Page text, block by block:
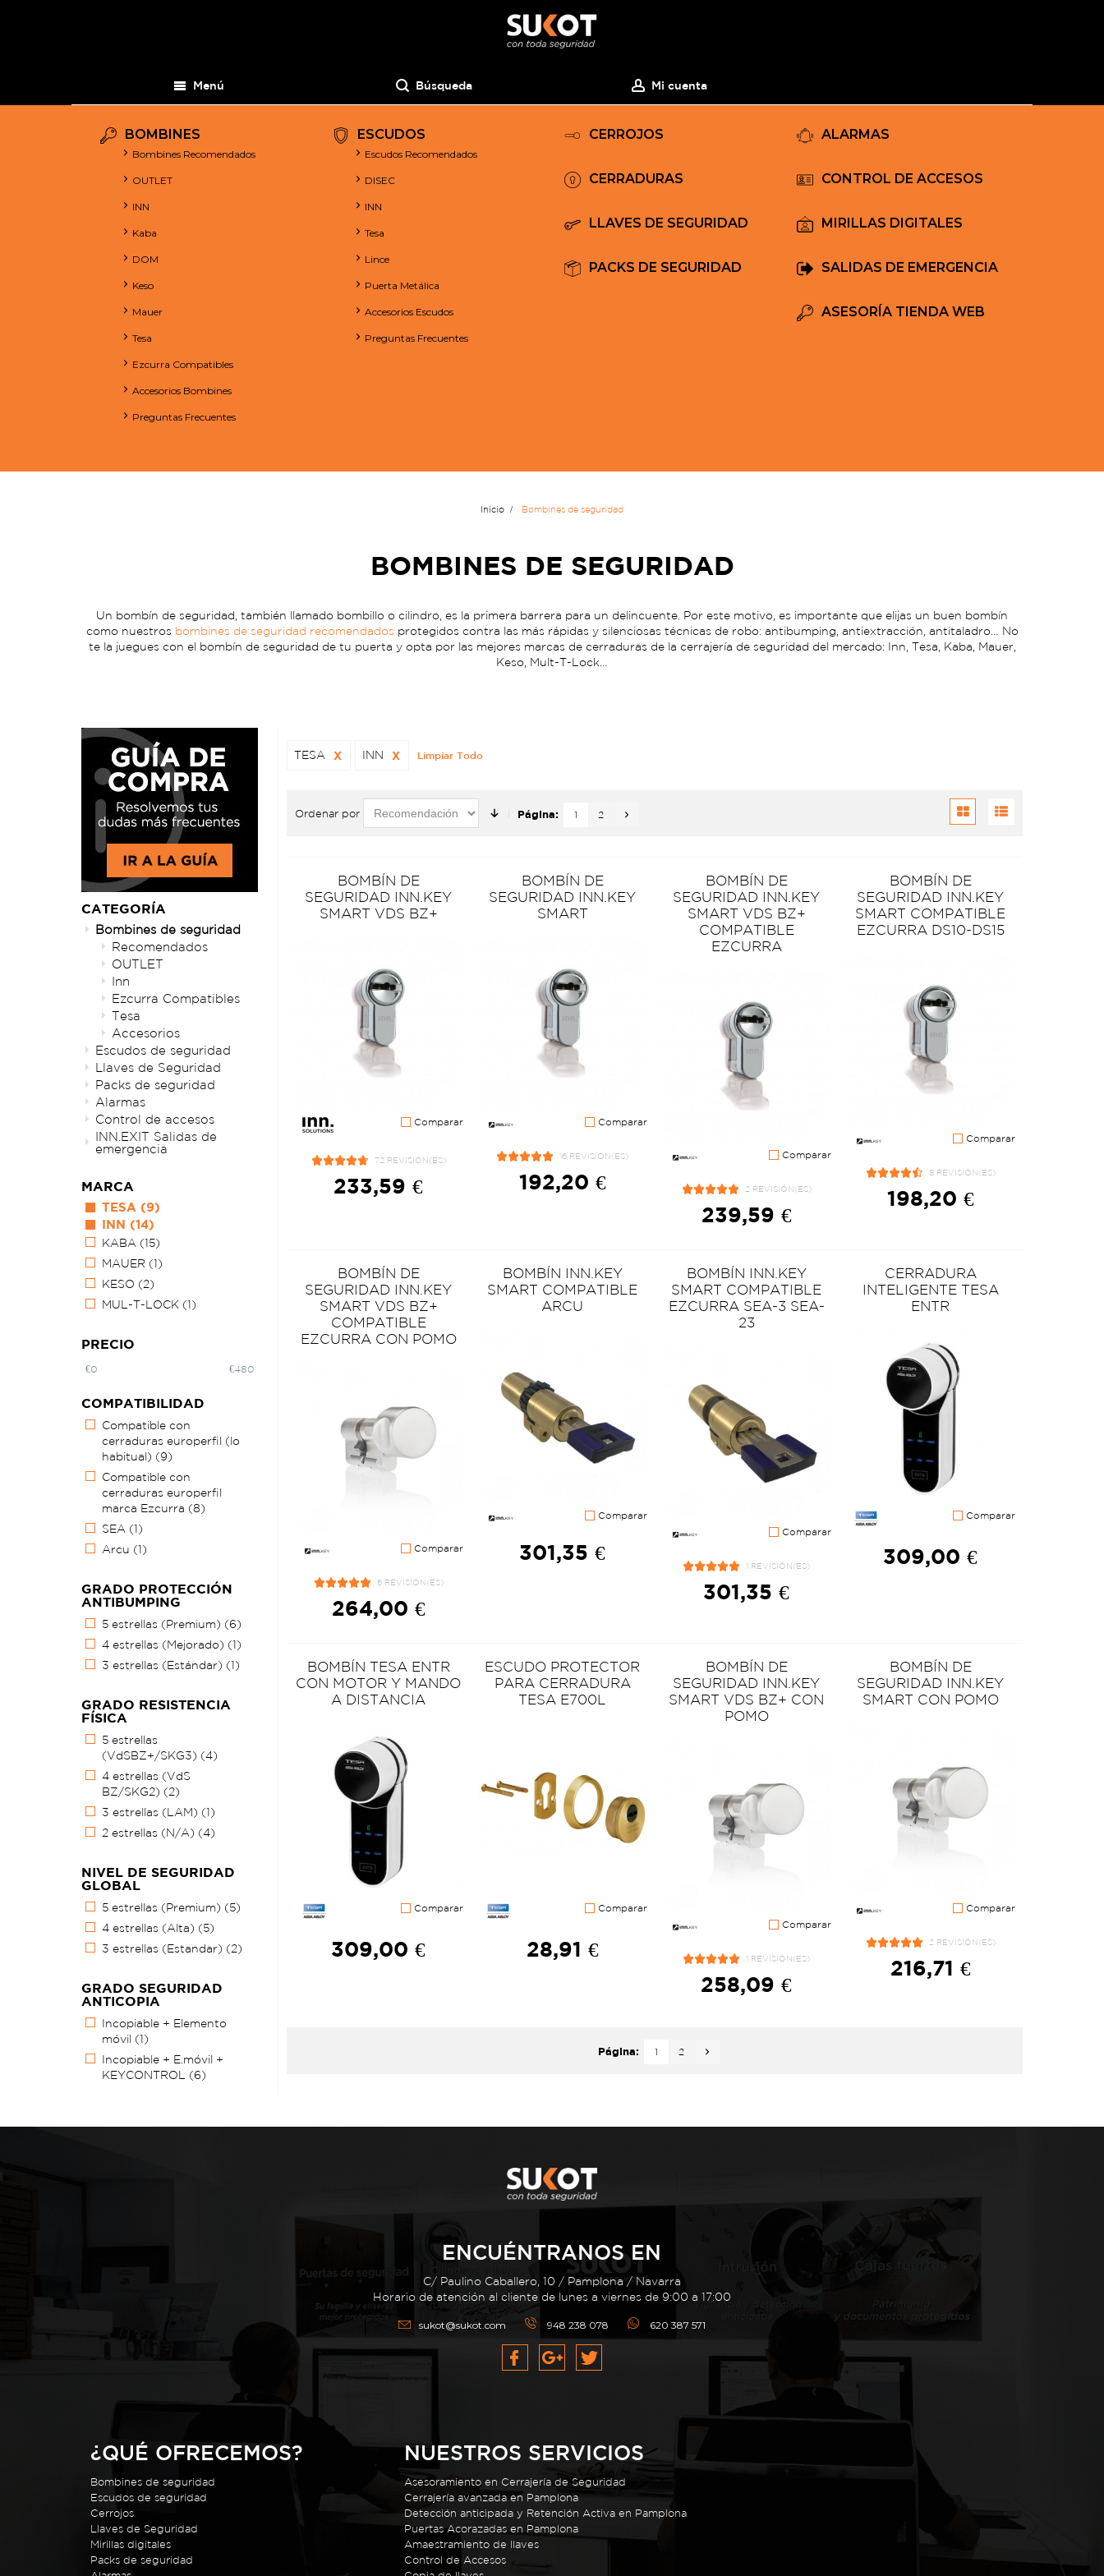
Menú Búsqueda Mi cuenta
BOMBINES
Bombines Recomendados
OUTLET
INN
Kaba
DOM
Keso
Mauer
Tesa
Ezcurra Compatibles
Accesorios Bombines
Preguntas Frecuentes
ESCUDOS
Escudos Recomendados
DISEC
INN
Tesa
Lince
Puerta Metálica
Accesorios Escudos
Preguntas Frecuentes
CERROJOS
CERRADURAS
LLAVES DE SEGURIDAD
PACKS DE SEGURIDAD
ALARMAS
CONTROL DE ACCESOS
MIRILLAS DIGITALES
SALIDAS DE EMERGENCIA
ASESORÍA TIENDA WEB
Inicio Bombines de seguridad
BOMBINES DE SEGURIDAD
Un bombín de seguridad, también llamado bombillo o cilindro, es la primera barrera para un delincuente. Por este motivo, es importante que elijas un buen bombín
como nuestros bombines de seguridad recomendados protegidos contra las más rápidas y silenciosas técnicas de robo: antibumping, antiextracción, antitaladro… No
te la juegues con el bombín de seguridad de tu puerta y opta por las mejores marcas de cerraduras de la cerrajería de seguridad del mercado: Inn, Tesa, Kaba, Mauer,
Keso, Mult-T-Lock…
TESA X INN X Limpiar Todo
Ordenar por Página: 1 2
BOMBÍN DE
SEGURIDAD INN.KEY
SMART VDS BZ+
Comparar
72 REVISIÓN(ES)
233,59 €
BOMBÍN DE
SEGURIDAD INN.KEY
SMART
Comparar
16 REVISIÓN(ES)
192,20 €
BOMBÍN DE
SEGURIDAD INN.KEY
SMART VDS BZ+
COMPATIBLE
EZCURRA
Comparar
2 REVISIÓN(ES)
239,59 €
BOMBÍN DE
SEGURIDAD INN.KEY
SMART COMPATIBLE
EZCURRA DS10-DS15
Comparar
8 REVISIÓN(ES)
198,20 €
BOMBÍN DE
SEGURIDAD INN.KEY
SMART VDS BZ+
COMPATIBLE
EZCURRA CON POMO
Comparar
6 REVISIÓN(ES)
264,00 €
BOMBÍN INN.KEY
SMART COMPATIBLE
ARCU
Comparar
301,35 €
BOMBÍN INN.KEY
SMART COMPATIBLE
EZCURRA SEA-3 SEA-
23
Comparar
1 REVISIÓN(ES)
301,35 €
CERRADURA
INTELIGENTE TESA
ENTR
Comparar
309,00 €
BOMBÍN TESA ENTR
CON MOTOR Y MANDO
A DISTANCIA
Comparar
309,00 €
ESCUDO PROTECTOR
PARA CERRADURA
TESA E700L
Comparar
28,91 €
BOMBÍN DE
SEGURIDAD INN.KEY
SMART VDS BZ+ CON
POMO
Comparar
1 REVISIÓN(ES)
258,09 €
BOMBÍN DE
SEGURIDAD INN.KEY
SMART CON POMO
Comparar
2 REVISIÓN(ES)
216,71 €
Página: 1 2
CATEGORÍA
Bombines de seguridad
Recomendados
OUTLET
Inn
Ezcurra Compatibles
Tesa
Accesorios
Escudos de seguridad
Llaves de Seguridad
Packs de seguridad
Alarmas
Control de accesos
INN.EXIT Salidas de
emergencia
MARCA
TESA (9)
INN (14)
KABA (15)
MAUER (1)
KESO (2)
MUL-T-LOCK (1)
PRECIO
€0 €480
COMPATIBILIDAD
Compatible con
cerraduras europerfil (lo
habitual) (9)
Compatible con
cerraduras europerfil
marca Ezcurra (8)
SEA (1)
Arcu (1)
GRADO PROTECCIÓN
ANTIBUMPING
5 estrellas (Premium) (6)
4 estrellas (Mejorado) (1)
3 estrellas (Estándar) (1)
GRADO RESISTENCIA
FÍSICA
5 estrellas
(VdSBZ+/SKG3) (4)
4 estrellas (VdS
BZ/SKG2) (2)
3 estrellas (LAM) (1)
2 estrellas (N/A) (4)
NIVEL DE SEGURIDAD
GLOBAL
5 estrellas (Premium) (5)
4 estrellas (Alta) (5)
3 estrellas (Estandar) (2)
GRADO SEGURIDAD
ANTICOPIA
Incopiable + Elemento
móvil (1)
Incopiable + E.móvil +
KEYCONTROL (6)
ENCUÉNTRANOS EN
C/ Paulino Caballero, 10 / Pamplona / Navarra
Horario de atención al cliente de lunes a viernes de 9:00 a 17:00
sukot@sukot.com 948 238 078 620 387 571
¿QUÉ OFRECEMOS?
Bombines de seguridad
Escudos de seguridad
Cerrojos
Llaves de Seguridad
Mirillas digitales
Packs de seguridad
NUESTROS SERVICIOS
Asesoramiento en Cerrajería de Seguridad
Cerrajería avanzada en Pamplona
Detección anticipada y Retención Activa en Pamplona
Puertas Acorazadas en Pamplona
Amaestramiento de llaves
Control de Accesos